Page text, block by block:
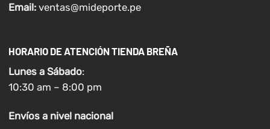
Email: ventas@mideporte.pe
HORARIO DE ATENCIÓN TIENDA BREÑA
Lunes a Sábado:
10:30 am – 8:00 pm
Envíosa nivel nacional